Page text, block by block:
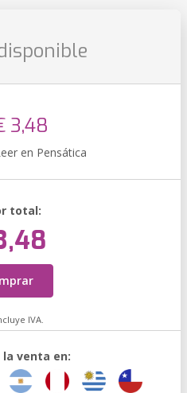
3,48
en Pensática
total:
IVA.
venta en: